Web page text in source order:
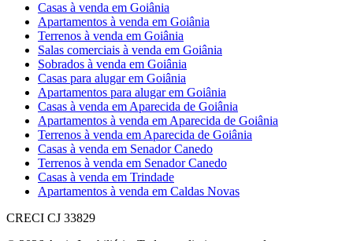
Casas à venda em Goiânia
Apartamentos à venda em Goiânia
Terrenos à venda em Goiânia
Salas comerciais à venda em Goiânia
Sobrados à venda em Goiânia
Casas para alugar em Goiânia
Apartamentos para alugar em Goiânia
Casas à venda em Aparecida de Goiânia
Apartamentos à venda em Aparecida de Goiânia
Terrenos à venda em Aparecida de Goiânia
Casas à venda em Senador Canedo
Terrenos à venda em Senador Canedo
Casas à venda em Trindade
Apartamentos à venda em Caldas Novas
CRECI CJ 33829